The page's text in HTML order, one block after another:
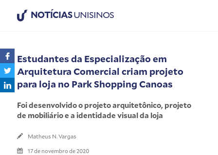
NOTÍCIASUNISINOS
Estudantes da Especialização em
Arquitetura Comercial criam projeto
para loja no Park Shopping Canoas
Foi desenvolvido o projeto arquitetônico, projeto
de mobiliário e a identidade visual da loja
Matheus N. Vargas
17 de novembro de 2020